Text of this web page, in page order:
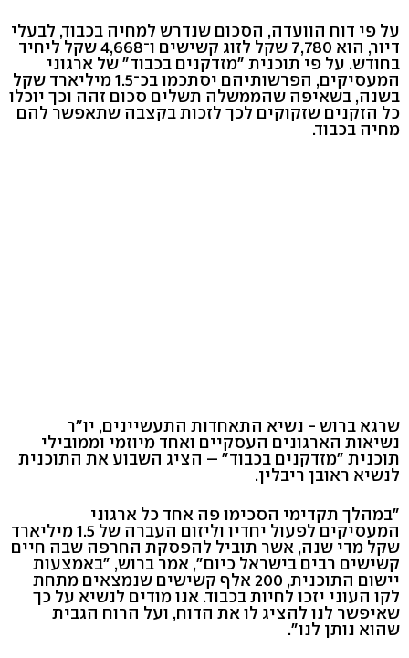
על פי דוח הוועדה, הסכום שנדרש למחיה בכבוד, לבעלי
דיור, הוא 7,780 שקל לזוג קשישים ו־4,668 שקל ליחיד
בחודש. על פי תוכנית "מזדקנים בכבוד" של ארגוני
המעסיקים, הפרשותיהם יסתכמו בכ־1.5 מיליארד שקל
בשנה, בשאיפה שהממשלה תשלים סכום זהה וכך יוכלו
כל הזקנים שזקוקים לכך לזכות בקצבה שתאפשר להם
מחיה בכבוד.
שרגא ברוש - נשיא התאחדות התעשיינים, יו"ר
נשיאות הארגונים העסקיים ואחד מיוזמי וממובילי
תוכנית "מזדקנים בכבוד" – הציג השבוע את התוכנית
לנשיא ראובן ריבלין.
"במהלך תקדימי הסכימו פה אחד כל ארגוני
המעסיקים לפעול יחדיו וליזום העברה של 1.5 מיליארד
שקל מדי שנה, אשר תוביל להפסקת החרפה שבה חיים
קשישים רבים בישראל כיום", אמר ברוש, "באמצעות
יישום התוכנית, 200 אלף קשישים שנמצאים מתחת
לקו העוני יזכו לחיות בכבוד. אנו מודים לנשיא על כך
שאיפשר לנו להציג לו את הדוח, ועל הרוח הגבית
שהוא נותן לנו".